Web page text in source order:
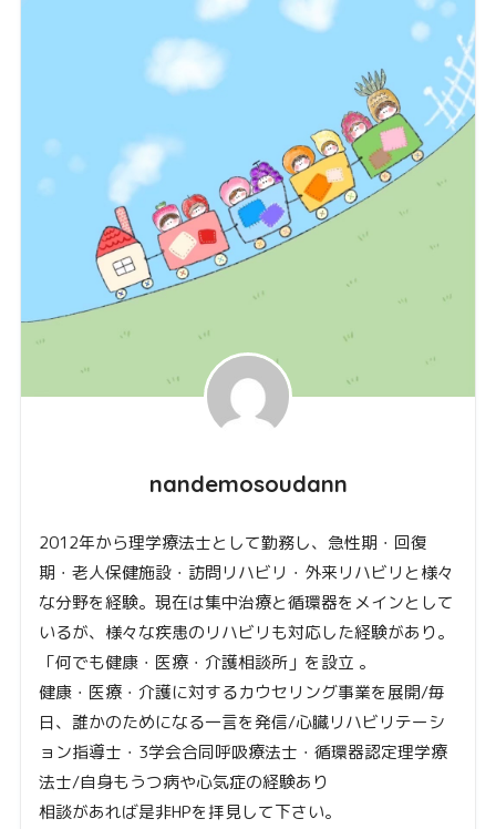
nandemosoudann
2012年から理学療法士として勤務し、急性期・回復
期・老人保健施設・訪問リハビリ・外来リハビリと様々
な分野を経験。現在は集中治療と循環器をメインとして
いるが、様々な疾患のリハビリも対応した経験があり。
「何でも健康・医療・介護相談所」を設立 。
健康・医療・介護に対するカウセリング事業を展開/毎
日、誰かのためになる一言を発信/心臓リハビリテーシ
ョン指導士・3学会合同呼吸療法士・循環器認定理学療
法士/自身もうつ病や心気症の経験あり
相談があれば是非HPを拝見して下さい。